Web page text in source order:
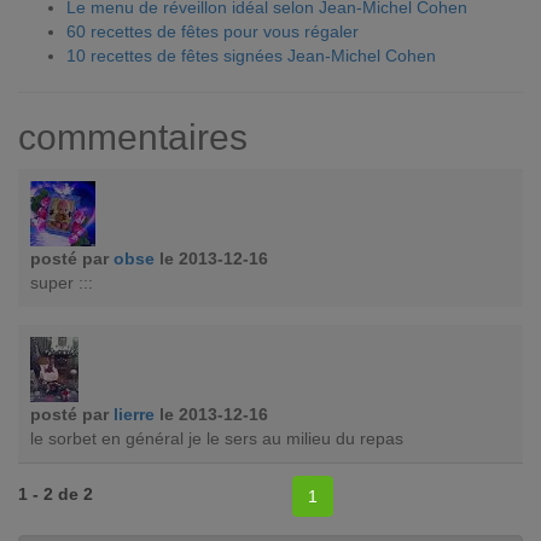
Le menu de réveillon idéal selon Jean-Michel Cohen
60 recettes de fêtes pour vous régaler
10 recettes de fêtes signées Jean-Michel Cohen
commentaires
posté par obse le 2013-12-16
super :::
posté par lierre le 2013-12-16
le sorbet en général je le sers au milieu du repas
1 - 2 de 2 1